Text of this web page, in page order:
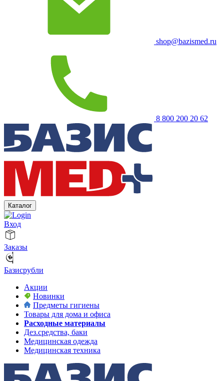
shop@bazismed.ru
8 800 200 20 62
Каталог
Вход
Заказы
Базисрубли
Акции
Новинки
Предметы гигиены
Товары для дома и офиса
Расходные материалы
Дез.средства, баки
Медицинская одежда
Медицинская техника